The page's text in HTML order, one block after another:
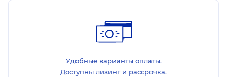
Удобные варианты оплаты.
Доступны лизинг и рассрочка.